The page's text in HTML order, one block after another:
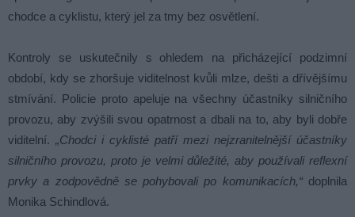
chodce a cyklistu, který jel za tmy bez osvětlení.
Kontroly se uskutečnily s ohledem na přicházející podzimní
období, kdy se zhoršuje viditelnost kvůli mlze, dešti a dřívějšímu
stmívání. Policie proto apeluje na všechny účastníky silničního
provozu, aby zvýšili svou opatrnost a dbali na to, aby byli dobře
viditelní. „Chodci i cyklisté patří mezi nejzranitelnější účastníky
silničního provozu, proto je velmi důležité, aby používali reflexní
prvky a zodpovědně se pohybovali po komunikacích,“doplnila
Monika Schindlová.